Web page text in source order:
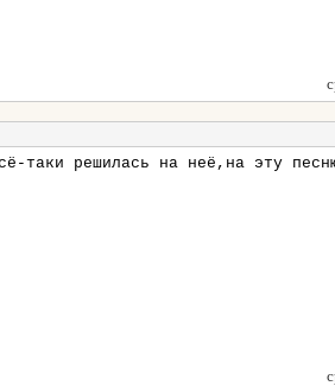
таки решилась на неё,на эту